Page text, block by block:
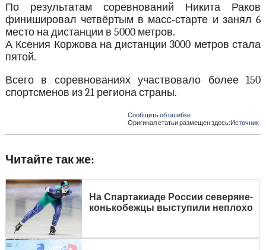
По результатам соревнований Никита Раков
финишировал четвёртым в масс-старте и занял 6
место на дистанции в 5000 метров.
А Ксения Коржова на дистанции 3000 метров стала
пятой.
Всего в соревнованиях участвовало более 150
спортсменов из 21 региона страны.
Сообщить об ошибке
Оригинал статьи размещен здесь:Источник
Читайте так же:
На Спартакиаде России северяне-
конькобежцы выступили неплохо